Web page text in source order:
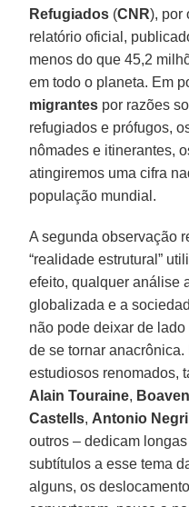
Refugiados (CNR), por
relatório oficial,
menos do que 45,2
em todo o planeta. Em
migrantes por razões
refugiados e prófugos,
nômades e itinerantes,
atingiremos uma cifra
população mundial.
A segunda observação
“realidade estrutural”
efeito, qualquer análise
globalizada e a
não pode deixar de lado
de se tornar
estudiosos renomados,
Alain Touraine,
Castells, Antonio Negri
outros – dedicam
subtítulos a esse tema
alguns, os